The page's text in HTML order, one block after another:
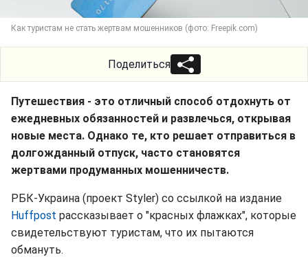
Как туристам не стать жертвам мошенников (фото: Freepik.com)
Поделиться
Путешествия - это отличный способ отдохнуть от
ежедневных обязанностей и развлечься, открывая
новые места. Однако те, кто решает отправиться в
долгожданный отпуск, часто становятся
жертвами продуманных мошенничеств.
РБК-Украина (проект Styler) со ссылкой на издание
Huffpost рассказывает о "красных флажках", которые
свидетельствуют туристам, что их пытаются
обмануть.